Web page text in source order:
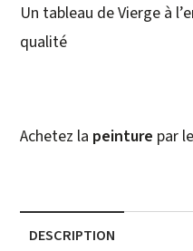
Un tableau de Vierge à
qualité
Achetez la peinture par
DESCRIPTION